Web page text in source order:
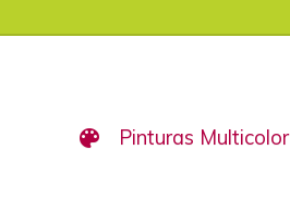
Pinturas Multicolor